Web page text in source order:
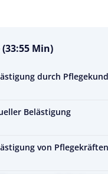
Min)
durch
Belästigung
von Pflegekräften